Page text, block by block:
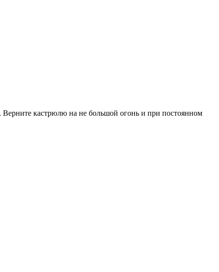
кастрюлю на не большой огонь и при постоянном